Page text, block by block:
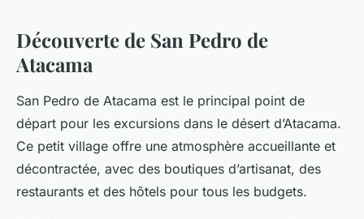
Découverte de San Pedro de
Atacama
San Pedro de Atacama est le principal point de
départ pour les excursions dans le désert d’Atacama.
Ce petit village offre une atmosphère accueillante et
décontractée, avec des boutiques d’artisanat, des
restaurants et des hôtels pour tous les budgets.